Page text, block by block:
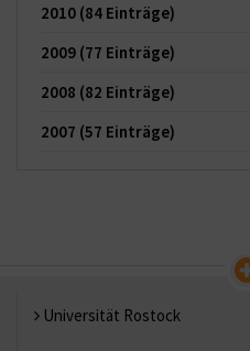
2010 (84 Einträge)
2009 (77 Einträge)
2008 (82 Einträge)
2007 (57 Einträge)
Universität Rostock